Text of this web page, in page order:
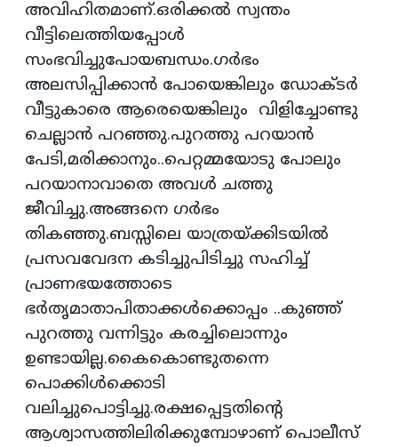
അവിഹിതമാണ്.ഒരിക്കല്‍ സ്വന്തം
വീട്ടിലെത്തിയപ്പോള്‍
സംഭവിച്ചുപോയബന്ധം.ഗര്‍ഭം
അലസിപ്പിക്കാന്‍ പോയെങ്കിലും ഡോക്ടര്‍
വീട്ടുകാരെ ആരെയെങ്കിലും വിളിച്ചോണ്ടു
ചെല്ലാന്‍ പറഞ്ഞു.പുറത്തു പറയാന്‍
പേടി,മരിക്കാനും..പെറ്റമ്മയോടു പോലും
പറയാനാവാതെ അവള്‍ ചത്തു
ജീവിച്ചു.അങ്ങനെ ഗര്‍ഭം
തികഞ്ഞു.ബസ്സിലെ യാത്രയ്ക്കിടയില്‍
പ്രസവവേദന കടിച്ചുപിടിച്ചു സഹിച്ച്
പ്രാണഭയത്തോടെ
ഭര്‍തൃമാതാപിതാക്കള്‍ക്കൊപ്പം ..കുഞ്ഞ്
പുറത്തു വന്നിട്ടും കരച്ചിലൊന്നും
ഉണ്ടായില്ല.കൈകൊണ്ടുതന്നെ
പൊക്കിള്‍ക്കൊടി
വലിച്ചുപൊട്ടിച്ചു.രക്ഷപ്പെട്ടതിന്റെ
ആശ്വാസത്തിലിരിക്കുമ്പോഴാണ് പൊലീസ്